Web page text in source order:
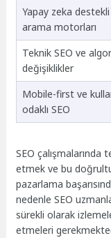
Yapay zeka destekli
arama motorları
Teknik SEO ve
değişiklikler
Mobile-first ve
odaklı SEO
SEO
etmek ve bu
pazarlama
nedenle SEO
sürekli olarak
etmeleri